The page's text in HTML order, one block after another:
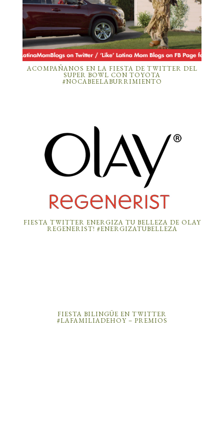
ACOMPAÑANOS EN LA FIESTA DE TWITTER DEL
SUPER BOWL CON TOYOTA
#NOCABEELABURRIMIENTO
FIESTA TWITTER ENERGIZA TU BELLEZA DE OLAY
REGENERIST! #ENERGIZATUBELLEZA
FIESTA BILINGÜE EN TWITTER
#LAFAMILIADEHOY – PREMIOS